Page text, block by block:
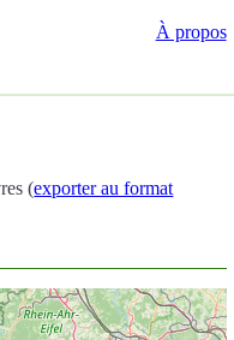
À propos
(exporter au format